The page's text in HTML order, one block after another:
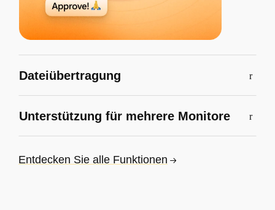
Dateiübertragung
Unterstützung für mehrere Monitore
Entdecken Sie alle Funktionen